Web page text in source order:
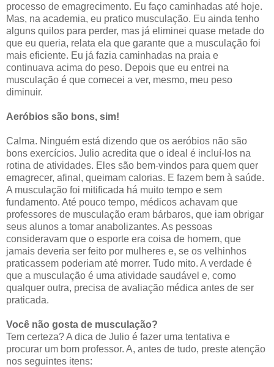
processo de emagrecimento. Eu faço caminhadas até hoje.
Mas, na academia, eu pratico musculação. Eu ainda tenho
alguns quilos para perder, mas já eliminei quase metade do
que eu queria, relata ela que garante que a musculação foi
mais eficiente. Eu já fazia caminhadas na praia e
continuava acima do peso. Depois que eu entrei na
musculação é que comecei a ver, mesmo, meu peso
diminuir.
Aeróbios são bons, sim!
Calma. Ninguém está dizendo que os aeróbios não são
bons exercícios. Julio acredita que o ideal é incluí-los na
rotina de atividades. Eles são bem-vindos para quem quer
emagrecer, afinal, queimam calorias. E fazem bem à saúde.
A musculação foi mitificada há muito tempo e sem
fundamento. Até pouco tempo, médicos achavam que
professores de musculação eram bárbaros, que iam obrigar
seus alunos a tomar anabolizantes. As pessoas
consideravam que o esporte era coisa de homem, que
jamais deveria ser feito por mulheres e, se os velhinhos
praticassem poderiam até morrer. Tudo mito. A verdade é
que a musculação é uma atividade saudável e, como
qualquer outra, precisa de avaliação médica antes de ser
praticada.
Você não gosta de musculação?
Tem certeza? A dica de Julio é fazer uma tentativa e
procurar um bom professor. A, antes de tudo, preste atenção
nos seguintes itens: